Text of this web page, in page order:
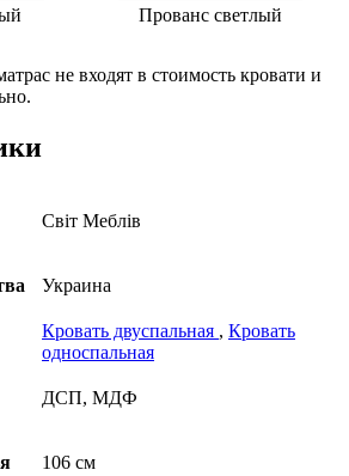
Прованс светлый
не входят в стоимость кровати и
Свiт Меблiв
Украина
Кровать двуспальная , Кровать
односпальная
ДСП, МДФ
106 см